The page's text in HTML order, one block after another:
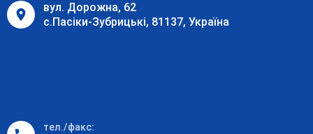
вул. Дорожна, 62
с.Пасіки-Зубрицькі, 81137, Україна
тел./факс: